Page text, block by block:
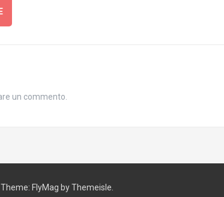
un commento.
Theme: FlyMag by Themeisle.